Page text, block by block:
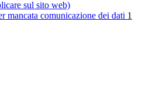
sul sito web)
mancata comunicazione dei dati 1